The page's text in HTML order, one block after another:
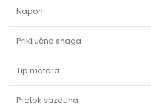
Napon
Priključna snaga
Tip motora
Protok vazduha